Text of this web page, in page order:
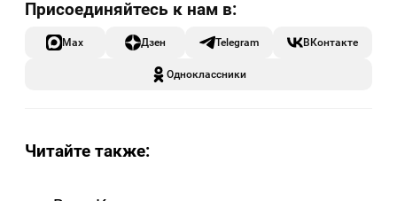
Max Дзен Telegram ВКонтакте
Одноклассники
Читайте также: